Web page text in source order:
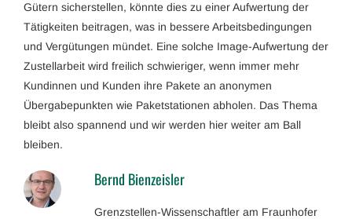
Gütern sicherstellen, könnte dies zu einer Aufwertung der
Tätigkeiten beitragen, was in bessere Arbeitsbedingungen
und Vergütungen mündet. Eine solche Image-Aufwertung der
Zustellarbeit wird freilich schwieriger, wenn immer mehr
Kundinnen und Kunden ihre Pakete an anonymen
Übergabepunkten wie Paketstationen abholen. Das Thema
bleibt also spannend und wir werden hier weiter am Ball
bleiben.
Bernd Bienzeisler
Grenzstellen-Wissenschaftler am Fraunhofer